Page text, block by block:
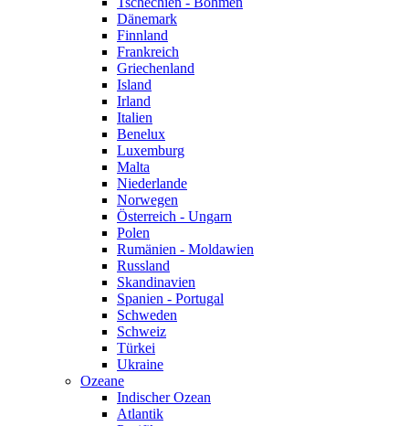
Dänemark
Finnland
Frankreich
Griechenland
Island
Irland
Italien
Benelux
Luxemburg
Malta
Niederlande
Norwegen
Österreich - Ungarn
Polen
Rumänien - Moldawien
Russland
Skandinavien
Spanien - Portugal
Schweden
Schweiz
Türkei
Ukraine
Ozeane
Indischer Ozean
Atlantik